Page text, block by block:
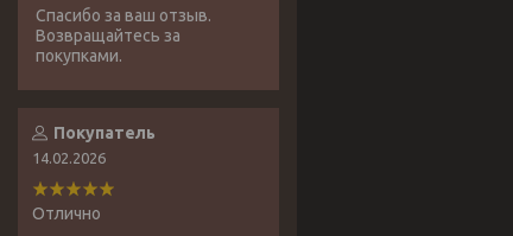
Спасибо за ваш отзыв.
Возвращайтесь за
покупками.
Покупатель
14.02.2026
Отлично